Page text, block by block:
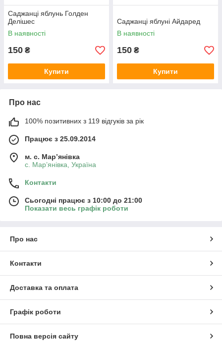
Саджанці яблунь Голден
Делішес
В наявності
150 ₴
Купити
Саджанці яблуні Айдаред
В наявності
150 ₴
Купити
Про нас
100% позитивних з 119 відгуків за рік
Працює з 25.09.2014
м. с. Мар’янівка
с. Мар’янівка, Україна
Контакти
Сьогодні працює з 10:00 до 21:00
Показати весь графік роботи
Про нас
Контакти
Доставка та оплата
Графік роботи
Повна версія сайту